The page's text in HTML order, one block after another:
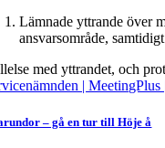
Lämnade yttrande över
ansvarsområde,
med yttrandet, och
| MeetingPlus
– gå en tur till Höje å